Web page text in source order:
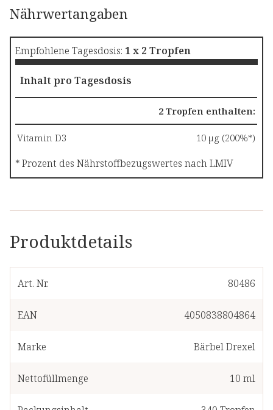
Produktdetails
Art. Nr. 80486
EAN 4050838804864
Marke Bärbel Drexel
Nettofüllmenge 10 ml
Nährwertangaben
Empfohlene Tagesdosis: 1 x 2 Tropfen
Inhalt pro Tagesdosis
2 Tropfen enthalten:
Vitamin D3 10 µg (200%*)
* Prozent des Nährstoffbezugswertes nach LMIV